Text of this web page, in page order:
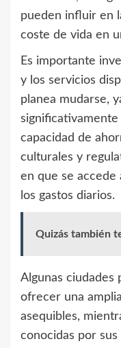
pueden influir en
coste de vida en
Es importante
y los servicios
planea mudarse,
significativamente
capacidad de
culturales y
en que se accede
los gastos diarios.
Quizás también
Algunas ciudades
ofrecer una
asequibles,
conocidas por